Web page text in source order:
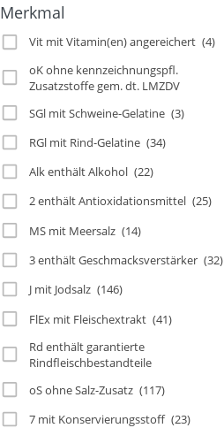
Merkmal
Vit mit Vitamin(en) angereichert (4)
oK ohne kennzeichnungspfl.
Zusatzstoffe gem. dt. LMZDV
SGl mit Schweine-Gelatine (3)
RGl mit Rind-Gelatine (34)
Alk enthält Alkohol (22)
2 enthält Antioxidationsmittel (25)
MS mit Meersalz (14)
3 enthält Geschmacksverstärker (32)
J mit Jodsalz (146)
FlEx mit Fleischextrakt (41)
Rd enthält garantierte
Rindfleischbestandteile
oS ohne Salz-Zusatz (117)
7 mit Konservierungsstoff (23)